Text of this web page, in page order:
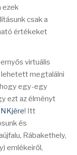
ezek
csak a
értékeket
virtuális
lehetett megtalálni
egy-egy
ezt az élményt
! Itt
és
Rábakethely,
emlékeiről,